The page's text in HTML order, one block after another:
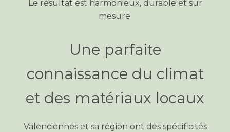
Le résultat est harmonieux, durable et sur
mesure.
Une parfaite
connaissance du climat
et des matériaux locaux
Valenciennes et sa région ont des spécificités